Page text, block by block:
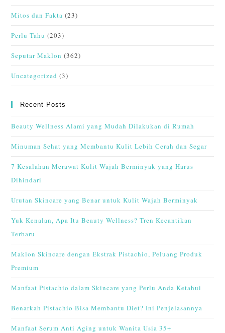
Mitos dan Fakta (23)
Perlu Tahu (203)
Seputar Maklon (362)
Uncategorized (3)
Recent Posts
Beauty Wellness Alami yang Mudah Dilakukan di Rumah
Minuman Sehat yang Membantu Kulit Lebih Cerah dan Segar
7 Kesalahan Merawat Kulit Wajah Berminyak yang Harus
Dihindari
Urutan Skincare yang Benar untuk Kulit Wajah Berminyak
Yuk Kenalan, Apa Itu Beauty Wellness? Tren Kecantikan
Terbaru
Maklon Skincare dengan Ekstrak Pistachio, Peluang Produk
Premium
Manfaat Pistachio dalam Skincare yang Perlu Anda Ketahui
Benarkah Pistachio Bisa Membantu Diet? Ini Penjelasannya
Manfaat Serum Anti Aging untuk Wanita Usia 35+